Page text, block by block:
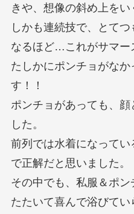
きや、想像の斜め上をい
しかも連続技で、とてつ
なるほど…これがサマ
たしかにポンチョがな
す！！
ポンチョがあっても、顔
した。
前列では水着になって
で正解だと思いました。
その中でも、私服＆ポ
たたいて喜んで浴びて